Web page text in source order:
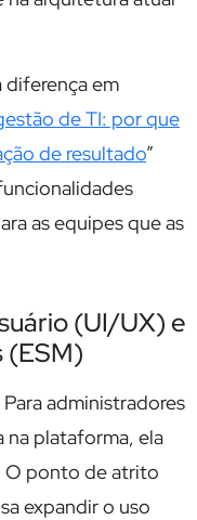
diferença em
de TI: por que
de resultado”
as equipes que as
(UI/UX) e
(ESM)
administradores
na plataforma, ela
O ponto de atrito
expandir o uso